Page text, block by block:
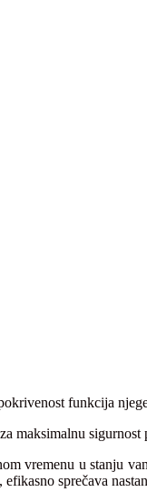
funkcija
maksimalnu sigurnost
vremenu u stanju
sprečava